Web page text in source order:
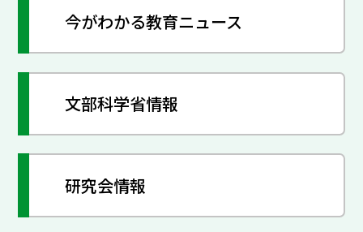
今がわかる教育ニュース
文部科学省情報
研究会情報